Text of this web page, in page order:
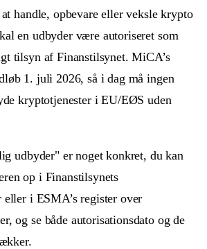
handle, opbevare eller veksle krypto
en udbyder være autoriseret som
tilsyn af Finanstilsynet. MiCA’s
1. juli 2026, så i dag må ingen
kryptotjenester i EU/EØS uden
udbyder" er noget konkret, du kan
op i Finanstilsynets
i ESMA’s register over
og se både autorisationsdato og de